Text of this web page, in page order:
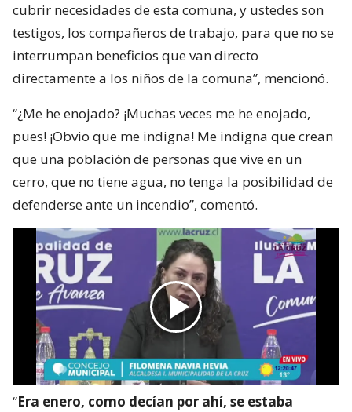
cubrir necesidades de esta comuna, y ustedes son
testigos, los compañeros de trabajo, para que no se
interrumpan beneficios que van directo
directamente a los niños de la comuna”, mencionó.
“¿Me he enojado? ¡Muchas veces me he enojado,
pues! ¡Obvio que me indigna! Me indigna que crean
que una población de personas que vive en un
cerro, que no tiene agua, no tenga la posibilidad de
defenderse ante un incendio”, comentó.
“Era enero, como decían por ahí, se estaba